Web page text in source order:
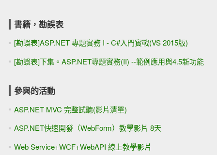
書籍，勘誤表
[勘誤表]ASP.NET 專題實務 I - C#入門實戰(VS 2015版)
[勘誤表]下集。ASP.NET專題實務(II) --範例應用與4.5新功能
參與的活動
ASP.NET MVC 完整試聽(影片清單)
ASP.NET快速開發（WebForm）教學影片 8天
Web Service+WCF+WebAPI 線上教學影片